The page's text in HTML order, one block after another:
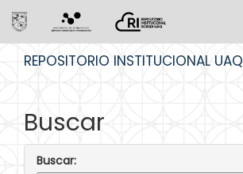
REPOSITORIO INSTITUCIONAL UAQ
Buscar
Buscar: